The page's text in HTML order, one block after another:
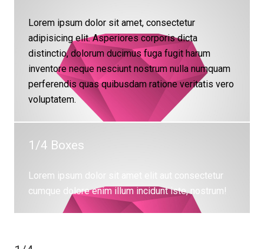
Lorem ipsum dolor sit amet, consectetur
adipisicing elit. Asperiores corporis dicta
distinctio, dolorum ducimus fuga fugit harum
inventore neque nesciunt nostrum nulla numquam
perferendis quas quibusdam ratione veritatis vero
voluptatem.
1/4 Boxes
Lorem ipsum dolor sit amet elit aut consectetur
cumque dolore enim illum incidunt iste, nostrum!